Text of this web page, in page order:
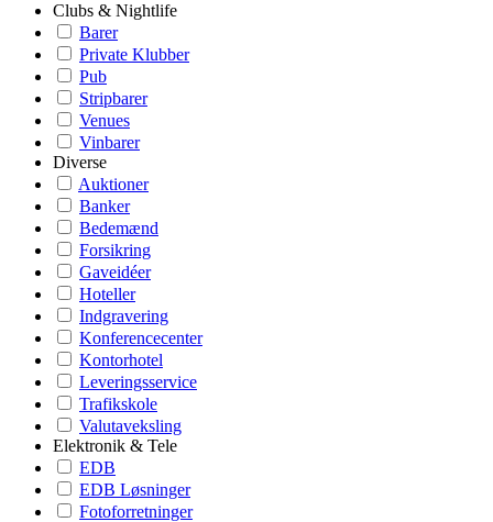
Clubs & Nightlife
Barer
Private Klubber
Pub
Stripbarer
Venues
Vinbarer
Diverse
Auktioner
Banker
Bedemænd
Forsikring
Gaveidéer
Hoteller
Indgravering
Konferencecenter
Kontorhotel
Leveringsservice
Trafikskole
Valutaveksling
Elektronik & Tele
EDB
EDB Løsninger
Fotoforretninger